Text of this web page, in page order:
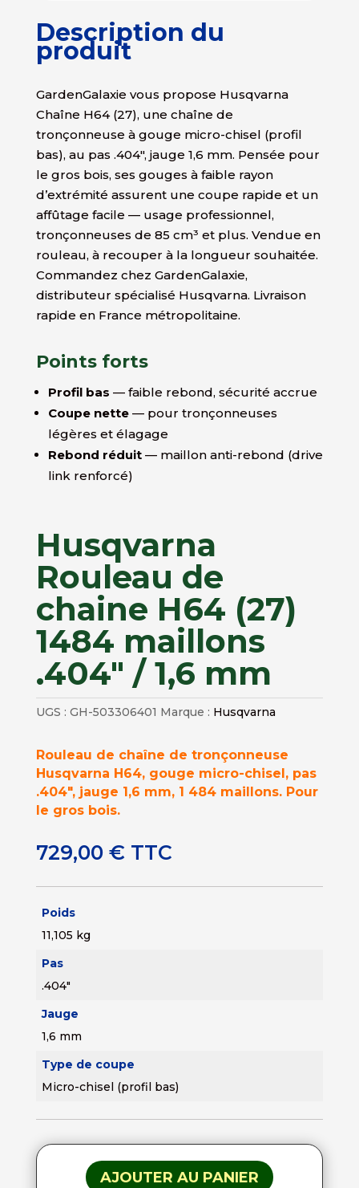
Description du
produit
GardenGalaxie vous propose Husqvarna
Chaîne H64 (27), une chaîne de
tronçonneuse à gouge micro-chisel (profil
bas), au pas .404″, jauge 1,6 mm. Pensée pour
le gros bois, ses gouges à faible rayon
d’extrémité assurent une coupe rapide et un
affûtage facile — usage professionnel,
tronçonneuses de 85 cm³ et plus. Vendue en
rouleau, à recouper à la longueur souhaitée.
Commandez chez GardenGalaxie,
distributeur spécialisé Husqvarna. Livraison
rapide en France métropolitaine.
Points forts
Profil bas — faible rebond, sécurité accrue
Coupe nette— pour tronçonneuses
légères et élagage
Rebond réduit— maillon anti-rebond (drive
link renforcé)
Husqvarna
Rouleau de
chaine H64 (27)
1484 maillons
.404″ / 1,6 mm
UGS : GH-503306401 Marque : Husqvarna
Rouleau de chaîne de tronçonneuse
Husqvarna H64, gouge micro-chisel, pas
.404″, jauge 1,6 mm, 1 484 maillons. Pour
le gros bois.
729,00 € TTC
Poids
11,105 kg
Pas
.404"
Jauge
1,6 mm
Type de coupe
Micro-chisel (profil bas)
AJOUTER AU PANIER